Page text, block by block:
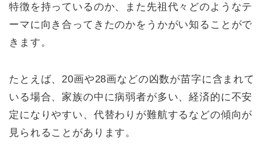
特徴を持っているのか、また先祖代々どのようなテ
ーマに向き合ってきたのかをうかがい知ることがで
きます。
たとえば、20画や28画などの凶数が苗字に含まれて
いる場合、家族の中に病弱者が多い、経済的に不安
定になりやすい、代替わりが難航するなどの傾向が
見られることがあります。